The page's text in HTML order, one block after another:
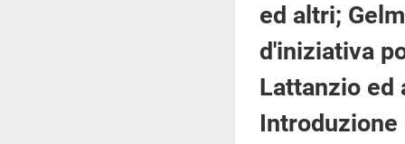
ed altri;
d'iniziativa
Lattanzio ed